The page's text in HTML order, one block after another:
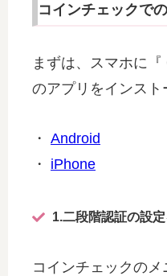
コインチェックで
まずは、スマホに『
のアプリをインスト
・ Android
・ iPhone
1.二段階認証の設定
コインチェックのメ